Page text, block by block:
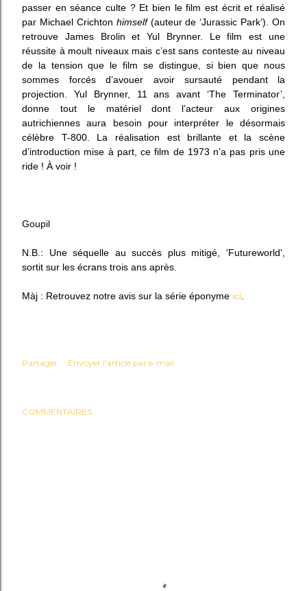
passer en séance culte ? Et bien le film est écrit et réalisé
par Michael Crichton himself(auteur de ‘Jurassic Park’). On
retrouve James Brolin et Yul Brynner. Le film est une
réussite à moult niveaux mais c’est sans conteste au niveau
de la tension que le film se distingue, si bien que nous
sommes forcés d’avouer avoir sursauté pendant la
projection. Yul Brynner, 11 ans avant ‘The Terminator’,
donne tout le matériel dont l’acteur aux origines
autrichiennes aura besoin pour interpréter le désormais
célèbre T-800. La réalisation est brillante et la scène
d’introduction mise à part, ce film de 1973 n’a pas pris une
ride ! À voir !
Goupil
N.B.: Une séquelle au succès plus mitigé, 'Futureworld',
sortit sur les écrans trois ans après.
Màj : Retrouvez notre avis sur la série éponyme ici.
Partager Envoyer l'article par e-mail
COMMENTAIRES